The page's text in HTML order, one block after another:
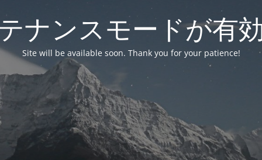
ナンスモードが有
Site will be available soon. Thank you for your patience!